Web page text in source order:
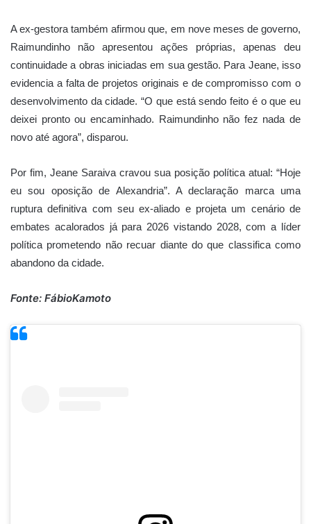
A ex-gestora também afirmou que, em nove meses de governo,
Raimundinho não apresentou ações próprias, apenas deu
continuidade a obras iniciadas em sua gestão. Para Jeane, isso
evidencia a falta de projetos originais e de compromisso com o
desenvolvimento da cidade. “O que está sendo feito é o que eu
deixei pronto ou encaminhado. Raimundinho não fez nada de
novo até agora”, disparou.
Por fim, Jeane Saraiva cravou sua posição política atual: “Hoje
eu sou oposição de Alexandria”. A declaração marca uma
ruptura definitiva com seu ex-aliado e projeta um cenário de
embates acalorados já para 2026 vistando 2028, com a líder
política prometendo não recuar diante do que classifica como
abandono da cidade.
Fonte: FábioKamoto